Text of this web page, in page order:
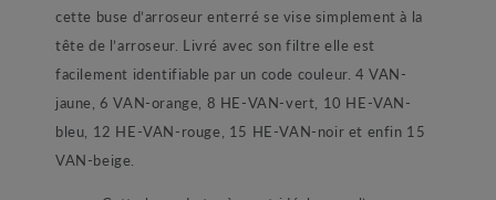
cette buse d’arroseur enterré se vise simplement à la
tête de l’arroseur. Livré avec son filtre elle est
facilement identifiable par un code couleur. 4 VAN-
jaune, 6 VAN-orange, 8 HE-VAN-vert, 10 HE-VAN-
bleu, 12 HE-VAN-rouge, 15 HE-VAN-noir et enfin 15
VAN-beige.